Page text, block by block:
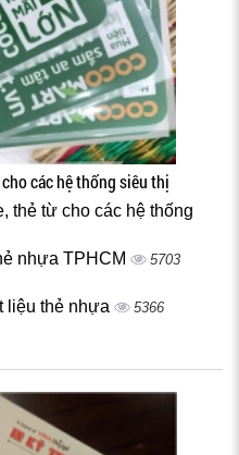
các hệ thống siêu thị
thẻ từ cho các hệ thống
nhựa TPHCM 5703
liệu thẻ nhựa 5366